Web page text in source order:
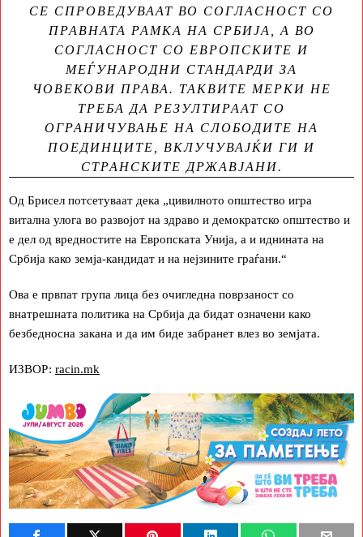
СЕ СПРОВЕДУВААТ ВО СОГЛАСНОСТ СО
ПРАВНАТА РАМКА НА СРБИЈА, А ВО
СОГЛАСНОСТ СО ЕВРОПСКИТЕ И
МЕЃУНАРОДНИ СТАНДАРДИ ЗА
ЧОВЕКОВИ ПРАВА. ТАКВИТЕ МЕРКИ НЕ
ТРЕБА ДА РЕЗУЛТИРААТ СО
ОГРАНИЧУВАЊЕ НА СЛОБОДИТЕ НА
ПОЕДИНЦИТЕ, ВКЛУЧУВАЈЌИ ГИ И
СТРАНСКИТЕ ДРЖАВЈАНИ.
Од Брисел потсетуваат дека „цивилното општество игра
витална улога во развојот на здраво и демократско општество и
е дел од вредностите на Европската Унија, а и иднината на
Србија како земја-кандидат и на нејзините граѓани.“
Ова е првпат група лица без очигледна поврзаност со
внатрешната политика на Србија да бидат означени како
безбедносна закана и да им биде забранет влез во земјата.
ИЗВОР: racin.mk